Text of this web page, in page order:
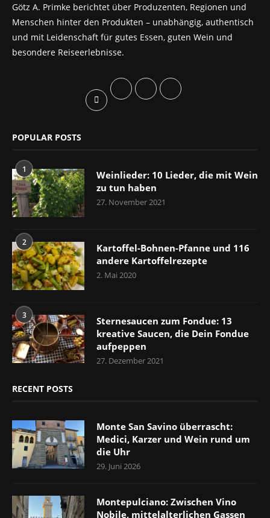
Götz A. Primke berichtet über Produzenten, Regionen und
Menschen hinter den Produkten – unabhängig, authentisch
und mit Leidenschaft für gutes Essen, guten Wein und
besondere Reiseerlebnisse.
POPULAR POSTS
1
Weinlieder: 10 Lieder, die mit Wein
zu tun haben
27. November 2021
2
Kartoffel-Bohnen-Pfanne und 116
andere Kartoffelrezepte
2. Mai 2020
3
Sternesaucen zum Fondue: 13
kreative Saucen, die Dein Fondue
aufpeppen
27. Dezember 2021
RECENT POSTS
Monte San Savino überrascht:
Medici, Karzer und Wein rund um
die Uhr
29. Juni 2026
Montepulciano: Zwischen Vino
Nobile, mittelalterlichen Gassen